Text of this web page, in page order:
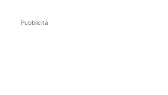
Pubblicità